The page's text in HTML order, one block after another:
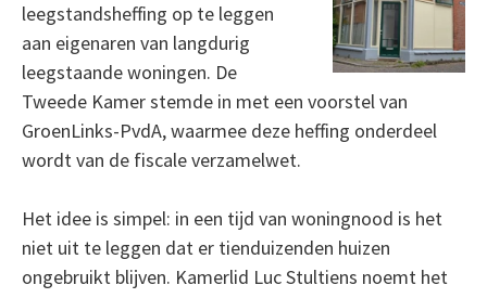
leegstandsheffing op te leggen
aan eigenaren van langdurig
leegstaande woningen. De
Tweede Kamer stemde in met een voorstel van
GroenLinks-PvdA, waarmee deze heffing onderdeel
wordt van de fiscale verzamelwet.
Het idee is simpel: in een tijd van woningnood is het
niet uit te leggen dat er tienduizenden huizen
ongebruikt blijven. Kamerlid Luc Stultiens noemt het